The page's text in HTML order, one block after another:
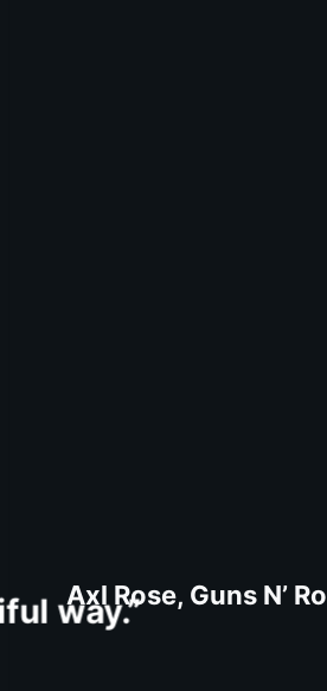
way.”
Axl Rose, Guns N’